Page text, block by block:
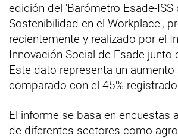
edición del 'Barómetro Esade-ISS
Sostenibilidad en el Workplace',
recientemente y realizado por el
Innovación Social de Esade junto
Este dato representa un
comparado con el 45%
El informe se basa en encuestas
de diferentes sectores como